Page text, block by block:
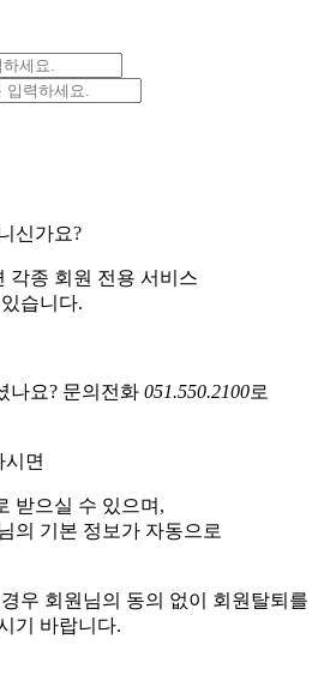
신가요?
각종 회원 전용 서비스
습니다.
나요? 문의전화 051.550.2100로
면
받으실 수 있으며,
의 기본 정보가 자동으로
우 회원님의 동의 없이 회원탈퇴를
기 바랍니다.